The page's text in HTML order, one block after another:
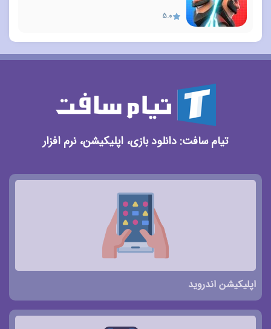
5.0
تیام سافت: دانلود بازی، اپلیکیشن، نرم افزار
اپلیکیشن اندروید